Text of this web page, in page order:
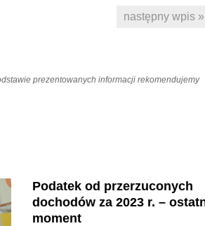
następny wpis »
prezentowanych informacji rekomendujemy
Podatek od przerzuconych
dochodów za 2023 r. –
moment